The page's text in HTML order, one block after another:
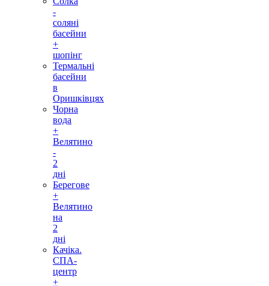
-
соляні
басейни
+
шопінг
Термальні
басейни
в
Оришківцях
Чорна
вода
+
Велятино
-
2
дні
Берегове
+
Велятино
на
2
дні
Качіка.
СПА-
центр
+